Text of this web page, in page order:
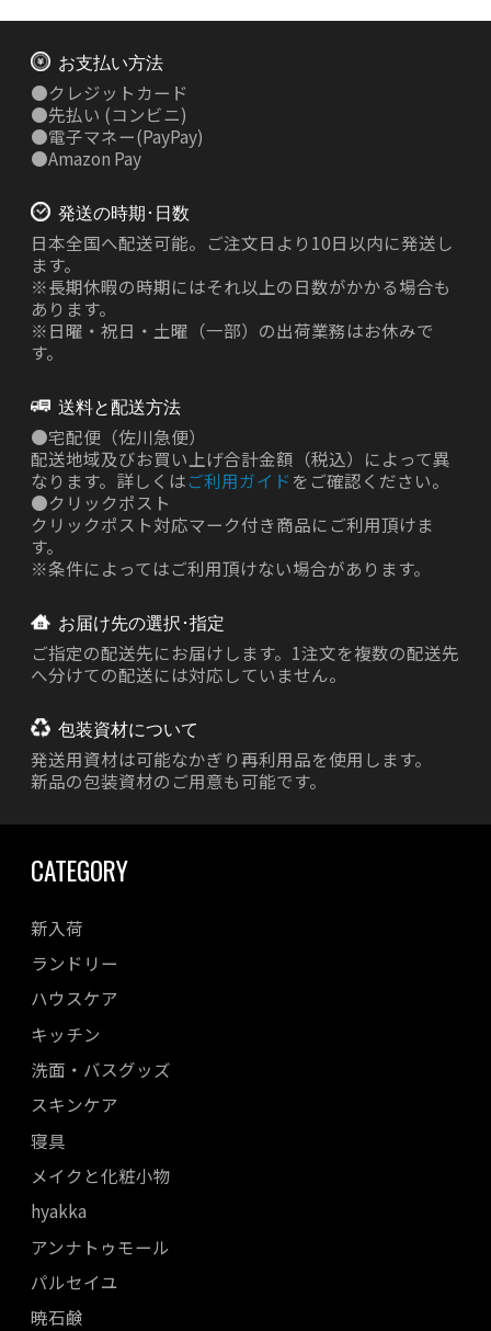
お支払い方法
●クレジットカード
●先払い (コンビニ)
●電子マネー(PayPay)
●Amazon Pay
発送の時期･日数
日本全国へ配送可能。ご注文日より10日以内に発送し
ます。
※長期休暇の時期にはそれ以上の日数がかかる場合も
あります。
※日曜・祝日・土曜（一部）の出荷業務はお休みで
す。
送料と配送方法
●宅配便（佐川急便）
配送地域及びお買い上げ合計金額（税込）によって異
なります。詳しくはご利用ガイド をご確認ください。
●クリックポスト
クリックポスト対応マーク付き商品にご利用頂けま
す。
※条件によってはご利用頂けない場合があります。
お届け先の選択･指定
ご指定の配送先にお届けします。1注文を複数の配送先
へ分けての配送には対応していません。
包装資材について
発送用資材は可能なかぎり再利用品を使用します。
新品の包装資材のご用意も可能です。
CATEGORY
新入荷
ランドリー
ハウスケア
キッチン
洗面・バスグッズ
スキンケア
寝具
メイクと化粧小物
hyakka
アンナトゥモール
パルセイユ
暁石鹸